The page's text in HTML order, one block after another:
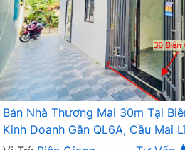
Bán Nhà Thương Mại 30m Tại
Kinh Doanh Gần QL6A, Cầu Mai